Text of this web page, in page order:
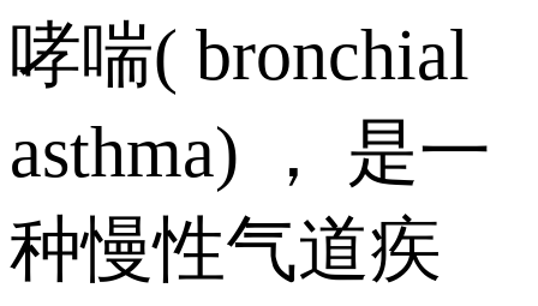
哮喘( bronchial
asthma) ， 是一
种慢性气道疾